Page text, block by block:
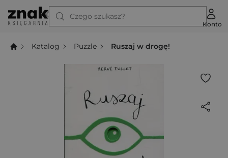
Czego szukasz?
Konto
Katalog Puzzle Ruszaj w drogę!